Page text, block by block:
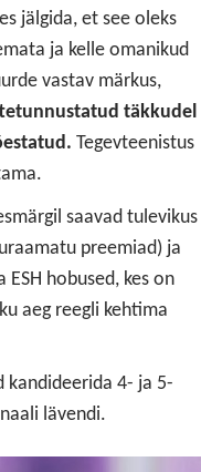
jälgida, et see oleks
ja kelle omanikud
vastav märkus,
täkkudel
Tegevteenistus
saavad tulevikus
preemiad) ja
hobused, kes on
aeg reegli kehtima
kandideerida 4- ja 5-
lävendi.